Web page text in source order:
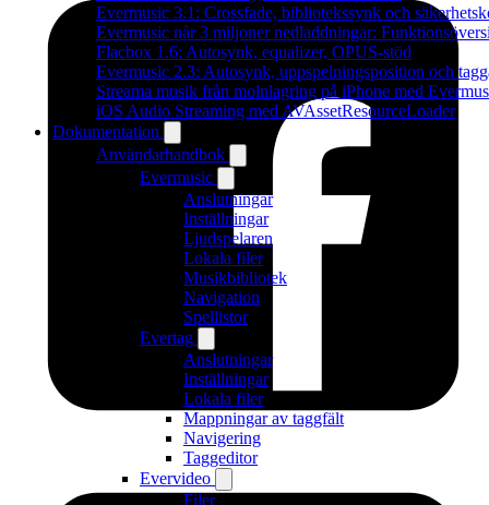
Evermusic 3.1: Crossfade, bibliotekssynk och
Evermusic når 3 miljoner nedladdningar:
Flacbox 1.6: Autosynk, equalizer, OPUS-stöd
Evermusic 2.3: Autosynk, uppspelningsposition och
Streama musik från molnlagring på iPhone med
iOS Audio Streaming med AVAssetResourceLoader
Dokumentation
Användarhandbok
Evermusic
Anslutningar
Inställningar
Ljudspelaren
Lokala filer
Musikbibliotek
Navigation
Spellistor
Evertag
Anslutningar
Inställningar
Lokala filer
Mappningar av taggfält
Navigering
Taggeditor
Evervideo
Filer